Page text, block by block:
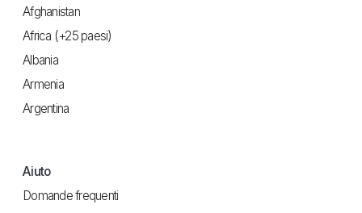
Afghanistan
Africa (+25 paesi)
Albania
Armenia
Argentina
Aiuto
Domande frequenti